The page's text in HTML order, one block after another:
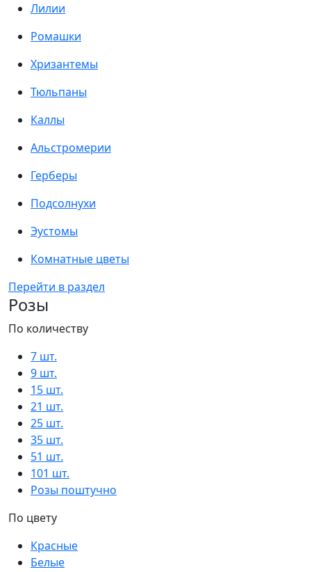
Лилии
Ромашки
Хризантемы
Тюльпаны
Каллы
Альстромерии
Герберы
Подсолнухи
Эустомы
Комнатные цветы
Перейти в раздел
Розы
По количеству
7 шт.
9 шт.
15 шт.
21 шт.
25 шт.
35 шт.
51 шт.
101 шт.
Розы поштучно
По цвету
Красные
Белые